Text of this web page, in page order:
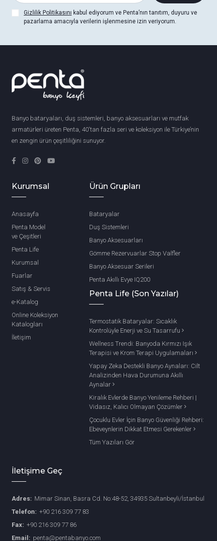
Gizlilik Politikasını kabul ediyorum ve Penta’nın tanıtım, duyuru ve
pazarlama amacıyla verilerin işlenmesine izin veriyorum.
Banyo bataryaları, duş sistemleri, banyo aksesuarları ve mutfak
armatürleri üreten Penta, 40'tan fazla seri ve koleksiyon ile Türkiye’nin
en zengin ürün çeşitliliğini sunuyor.
Kurumsal
Anasayfa
Penta Model
ve Çeşitleri
Penta Life
Kurumsal
Fuarlar
Satış & Servis
e-Katalog
Online Koleksiyon
Katalogları
İletişim
Ürün Grupları
Bataryalar
Duş Sistemleri
Banyo Aksesuarları
Gömme Rezervuarlar Stop Valfler
Banyo Aksesuar Serileri
Penta Akıllı Evye IQ200
Penta Life (Son Yazılar)
Termostatik Bataryalar: Sıcaklık
Kontrolüyle Enerji ve Su Tasarrufu
Wellness Trendi: Banyoda Kırmızı Işık
Terapisi ve Krom Terapi Uygulamaları
Yapay Zeka Destekli Banyo Aynaları: Cilt
Analizinden Hava Durumuna Akıllı
Aynalar
Kiralık Evlerde Banyo Yenileme Rehberi |
Vidasız, Kalıcı Olmayan Çözümler
Çocuklu Evler İçin Banyo Güvenliği Rehberi:
Ebeveynlerin Dikkat Etmesi Gerekenler
Tüm Yazıları Gör
İletişime Geç
Adres: Mimar Sinan, Basra Cd. No:48-52, 34935 Sultanbeyli/İstanbul
Telefon: +90 216 309 77 83
Fax: +90 216 309 77 86
Email: penta@pentabanyo.com